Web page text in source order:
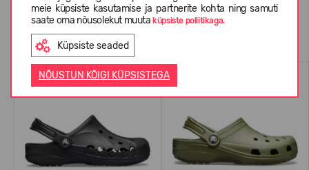
meie küpsiste kasutamise ja partnerite kohta ning samuti
saate oma nõusolekut muutaküpsiste poliitikaga.
Küpsiste seaded
NÕUSTUN KÕIGI KÜPSISTEGA
Sarnased tooted
ENIMMÜÜDUD ENIMMÜÜDUD